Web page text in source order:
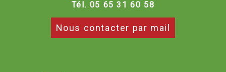
Tél. 05 65 31 60 58
Nous contacter par mail